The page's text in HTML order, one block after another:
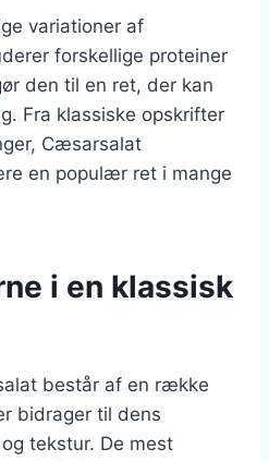
variationer af
forskellige proteiner
den til en ret, der kan
Fra klassiske opskrifter
Cæsarsalat
en populær ret i mange
i en klassisk
består af en række
bidrager til dens
tekstur. De mest